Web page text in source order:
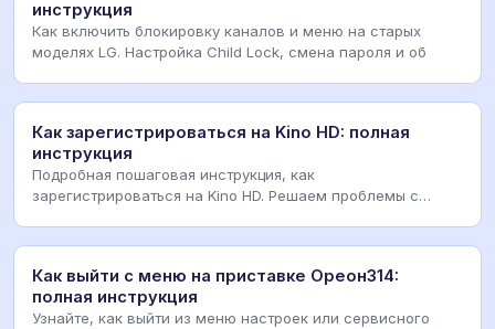
инструкция
Как включить блокировку каналов и меню на старых
моделях LG. Настройка Child Lock, смена пароля и об
Как зарегистрироваться на Kino HD: полная
инструкция
Подробная пошаговая инструкция, как
зарегистрироваться на Kino HD. Решаем проблемы с
Как выйти с меню на приставке Ореон314:
полная инструкция
Узнайте, как выйти из меню настроек или сервисного